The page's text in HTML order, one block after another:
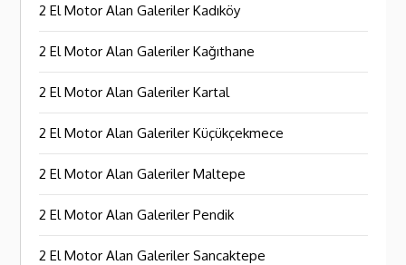
2 El Motor Alan Galeriler Kadıköy
2 El Motor Alan Galeriler Kağıthane
2 El Motor Alan Galeriler Kartal
2 El Motor Alan Galeriler Küçükçekmece
2 El Motor Alan Galeriler Maltepe
2 El Motor Alan Galeriler Pendik
2 El Motor Alan Galeriler Sancaktepe